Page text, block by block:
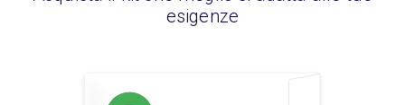
esigenze